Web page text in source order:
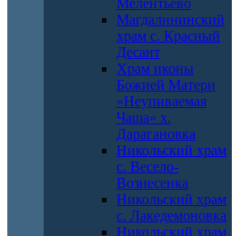
Магдалининский
храм с. Красный
Десант
Храм иконы
Божией Матери
«Неупиваемая
Чаша» х.
Дарагановка
Никольский храм
с. Весело-
Вознесенка
Никольский храм
с. Лакедемоновка
Никольский храм